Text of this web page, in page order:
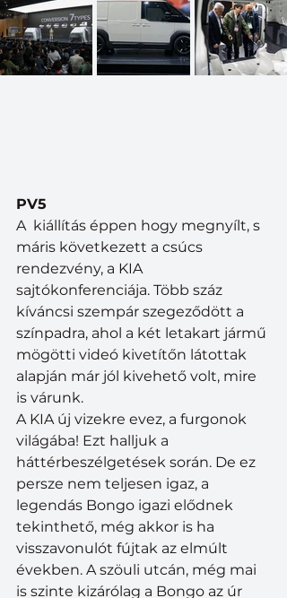
PV5
A  kiállítás éppen hogy megnyílt, s
máris következett a csúcs
rendezvény, a KIA
sajtókonferenciája. Több száz
kíváncsi szempár szegeződött a
színpadra, ahol a két letakart jármű
mögötti videó kivetítőn látottak
alapján már jól kivehető volt, mire
is várunk.
A KIA új vizekre evez, a furgonok
világába! Ezt halljuk a
háttérbeszélgetések során. De ez
persze nem teljesen igaz, a
legendás Bongo igazi elődnek
tekinthető, még akkor is ha
visszavonulót fújtak az elmúlt
években. A szöuli utcán, még mai
is szinte kizárólag a Bongo az úr